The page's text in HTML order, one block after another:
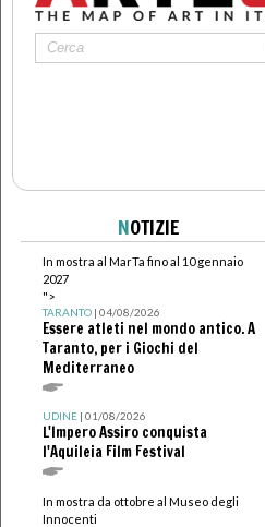
NOTIZIE
In mostra al MarTa fino al 10 gennaio
2027
">
TARANTO| 04/08/2026
Essere atleti nel mondo antico. A
Taranto, per i Giochi del
Mediterraneo
UDINE| 01/08/2026
L'Impero Assiro conquista
l'Aquileia Film Festival
In mostra da ottobre al Museo degli
Innocenti